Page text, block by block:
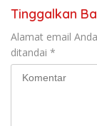
Tinggalkan
Alamat email
ditandai *